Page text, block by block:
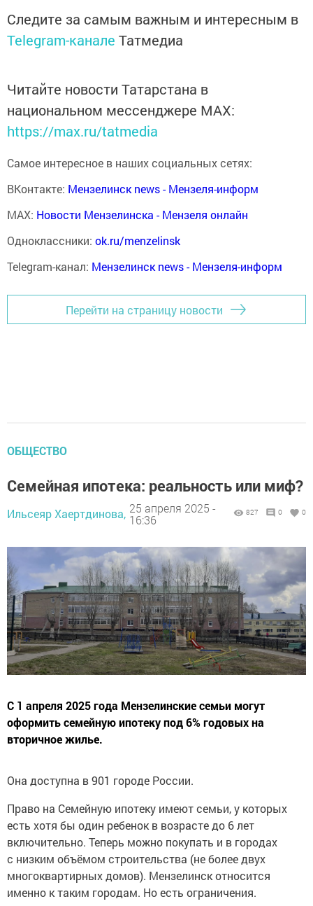
Следите за самым важным и интересным в
Telegram-канале Татмедиа
Читайте новости Татарстана в
национальном мессенджере MАХ:
https://max.ru/tatmedia
Самое интересное в наших социальных сетях:
ВКонтакте: Мензелинск news - Мензеля-информ
MAX: Новости Мензелинска - Мензеля онлайн
Одноклассники: ok.ru/menzelinsk
Telegram-канал: Мензелинск news - Мензеля-информ
Перейти на страницу новости
ОБЩЕСТВО
Семейная ипотека: реальность или миф?
Ильсеяр Хаертдинова, 25 апреля 2025 -
16:36
827 0 0
С 1 апреля 2025 года Мензелинские семьи могут
оформить семейную ипотеку под 6% годовых на
вторичное жилье.
Она доступна в 901 городе России.
Право на Семейную ипотеку имеют семьи, у которых
есть хотя бы один ребенок в возрасте до 6 лет
включительно. Теперь можно покупать и в городах
с низким объёмом строительства (не более двух
многоквартирных домов). Мензелинск относится
именно к таким городам. Но есть ограничения.